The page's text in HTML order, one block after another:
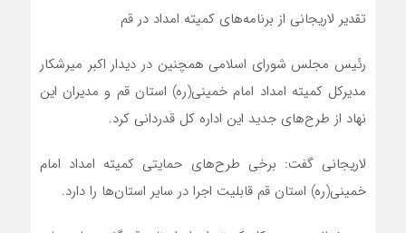
تقدیر لاریجانی از برنامه‌های کمیته امداد در قم
رئیس مجلس شورای اسلامی همچنین در دیدار اکبر میرشکار
مدیرکل کمیته امداد امام خمینی(ره) استان قم و مدیران این
نهاد از طرح‌های جدید این اداره کل قدردانی کرد.
لاریجانی گفت: برخی طرح‌های حمایتی کمیته امداد امام
خمینی(ره) استان قم قابلیت اجرا در سایر استان‌ها را دارد.